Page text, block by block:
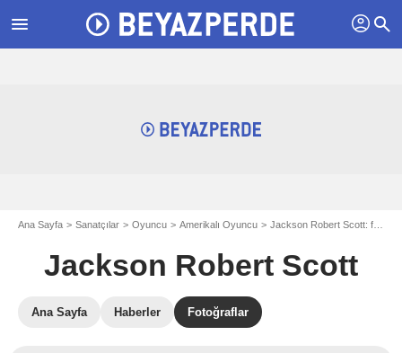
menu profil search
Ana Sayfa Sanatçılar Oyuncu Amerikalı Oyuncu Jackson Robert Scott: fotograflar
Jackson Robert Scott
Ana Sayfa Haberler Fotoğraflar